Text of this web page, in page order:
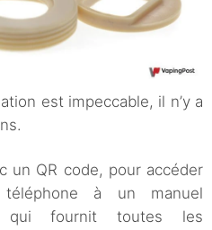
est impeccable, il n’y a
un QR code, pour accéder
à un manuel
qui fournit toutes les